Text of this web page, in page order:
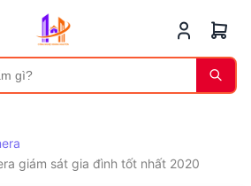
giám sát gia đình tốt nhất 2020